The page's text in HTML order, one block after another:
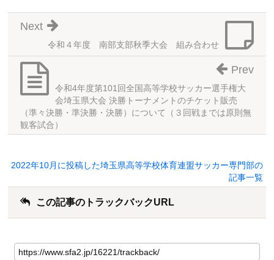
令和４年度 南部支部秋季大会 組み合わせ
Next
令和4年度第101回全国高等学校サッカー選手権大
会埼玉県大会 決勝トーナメントのチケット販売
（準々決勝・準決勝・決勝）について（３回戦までは原則無
観客試合）
Prev
2022年10月に投稿した埼玉県高等学校体育連盟サッカー専門部の
記事一覧
この記事のトラックバックURL